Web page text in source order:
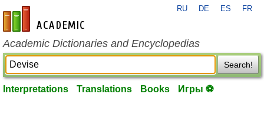
en-academic.com
RU DE ES FR
Academic Dictionaries and Encyclopedias
Search!
Interpretations Translations Books Игры ⚽